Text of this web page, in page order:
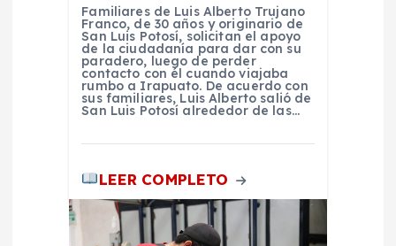
Familiares de Luis Alberto Trujano
Franco, de 30 años y originario de
San Luis Potosí, solicitan el apoyo
de la ciudadanía para dar con su
paradero, luego de perder
contacto con él cuando viajaba
rumbo a Irapuato. De acuerdo con
sus familiares, Luis Alberto salió de
San Luis Potosí alrededor de las…
LEER COMPLETO